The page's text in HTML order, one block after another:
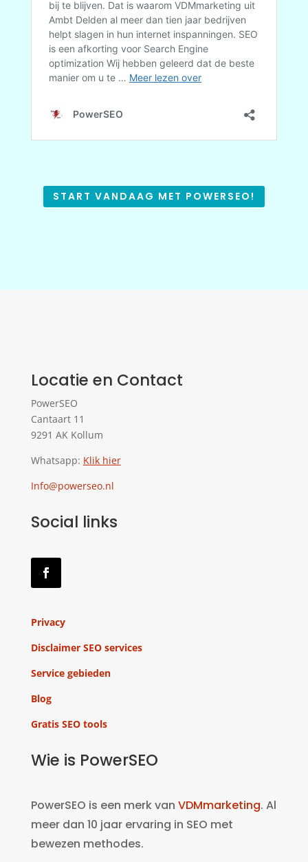
START VANDAAG MET POWERSEO!
Locatie en Contact
PowerSEO
Cantaart 11
9291 AK Kollum
Whatsapp: Klik hier
Info@powerseo.nl
Social links
Privacy
Disclaimer SEO services
Service gebieden
Blog
Gratis SEO tools
Wie is PowerSEO
PowerSEO is een merk van VDMmarketing. Al
meer dan 10 jaar ervaring in SEO met
bewezen methodes.